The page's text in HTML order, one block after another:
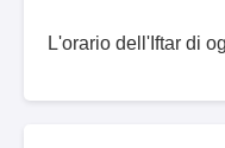
L'orario dell'Iftar di